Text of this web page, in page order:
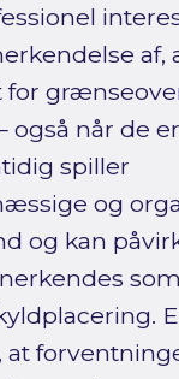
af,
også når de
spiller
og
og kan